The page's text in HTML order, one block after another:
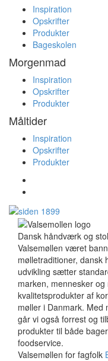
Inspiration
Opskrifter
Produkter
Bageskolen
Morgenmad
Inspiration
Opskrifter
Produkter
Måltider
Inspiration
Opskrifter
Produkter
Dansk håndværk og
Valsemøllen været
mølletraditioner,
udvikling sætter
marken, mennesker
kvalitetsprodukter af
møller i Danmark. Med
går vi også forrest og
produkter til både
foodservice.
Valsemøllen for fagfolk